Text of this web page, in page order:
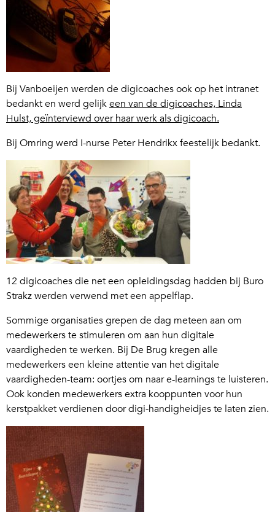
Bij Vanboeijen werden de digicoaches ook op het intranet
bedankt en werd gelijkeen van de digicoaches, Linda
Hulst, geïnterviewd over haar werk als digicoach.
Bij Omring werd I-nurse Peter Hendrikx feestelijk bedankt.
12 digicoaches die net een opleidingsdag hadden bij Buro
Strakz werden verwend met een appelflap.
Sommige organisaties grepen de dag meteen aan om
medewerkers te stimuleren om aan hun digitale
vaardigheden te werken. Bij De Brug kregen alle
medewerkers een kleine attentie van het digitale
vaardigheden-team: oortjes om naar e-learnings te luisteren.
Ook konden medewerkers extra kooppunten voor hun
kerstpakket verdienen door digi-handigheidjes te laten zien.